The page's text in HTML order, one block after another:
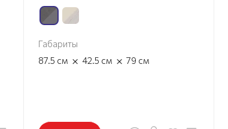
Габариты
87.5 см × 42.5 см × 79 см